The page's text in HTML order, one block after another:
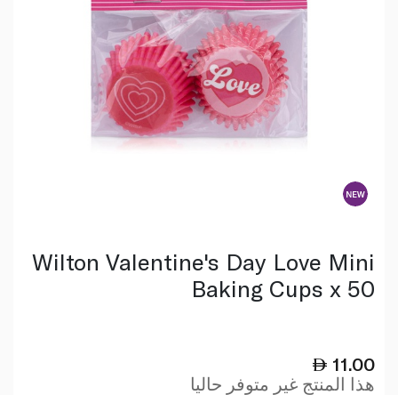
Wilton Valentine's Day Love Mini
Baking Cups x 50
11.00
هذا المنتج غير متوفر حاليا